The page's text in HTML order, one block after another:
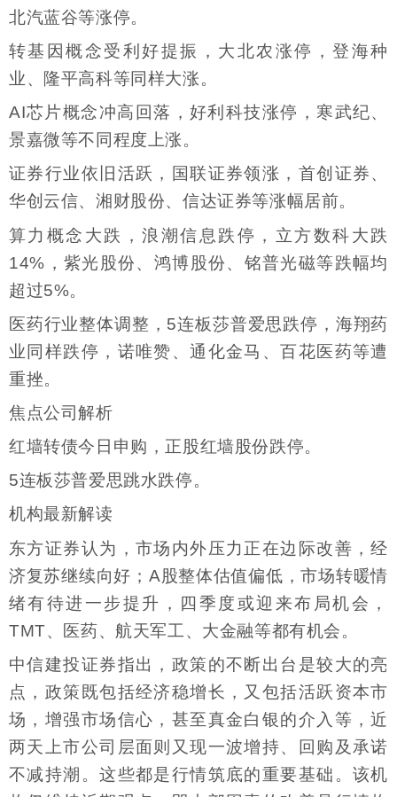
北汽蓝谷等涨停。
转基因概念受利好提振，大北农涨停，登海种
业、隆平高科等同样大涨。
AI芯片概念冲高回落，好利科技涨停，寒武纪、
景嘉微等不同程度上涨。
证券行业依旧活跃，国联证券领涨，首创证券、
华创云信、湘财股份、信达证券等涨幅居前。
算力概念大跌，浪潮信息跌停，立方数科大跌
14%，紫光股份、鸿博股份、铭普光磁等跌幅均
超过5%。
医药行业整体调整，5连板莎普爱思跌停，海翔药
业同样跌停，诺唯赞、通化金马、百花医药等遭
重挫。
焦点公司解析
红墙转债今日申购，正股红墙股份跌停。
5连板莎普爱思跳水跌停。
机构最新解读
东方证券认为，市场内外压力正在边际改善，经
济复苏继续向好；A股整体估值偏低，市场转暖情
绪有待进一步提升，四季度或迎来布局机会，
TMT、医药、航天军工、大金融等都有机会。
中信建投证券指出，政策的不断出台是较大的亮
点，政策既包括经济稳增长，又包括活跃资本市
场，增强市场信心，甚至真金白银的介入等，近
两天上市公司层面则又现一波增持、回购及承诺
不减持潮。这些都是行情筑底的重要基础。该机